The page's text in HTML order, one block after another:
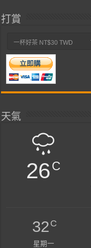
打賞
天氣
26C
32C
星期一